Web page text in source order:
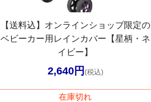
【送料込】オンラインショップ限定の
ベビーカー用レインカバー【星柄・ネ
イビー】
2,640円 (税込)
在庫切れ